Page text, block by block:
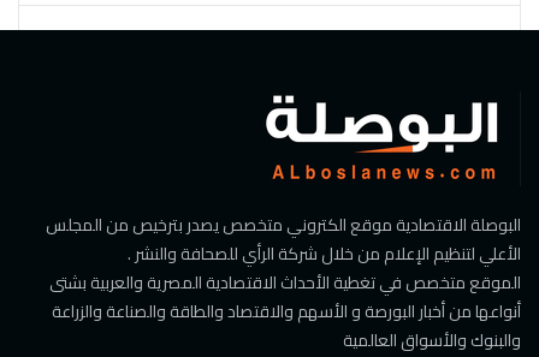
البوصلة الاقتصادية موقع الكتروني متخصص يصدر بترخيص من المجلس
الأعلي لتنظيم الإعلام من خلال شركة الرأي للصحافة والنشر .
الموقع متخصص في تغطية الأحداث الاقتصادية المصرية والعربية بشتى
أنواعها من أخبار البورصة و الأسهم والاقتصاد والطاقة والصناعة والزراعة
والبنوك والأسواق العالمية